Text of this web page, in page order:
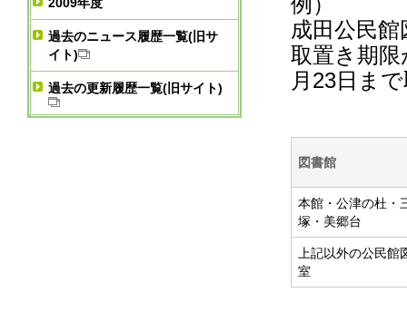
過去のニュース履歴一覧(旧サ
イト)
過去の更新履歴一覧(旧サイト)
成田公民
取置き期
月23日ま
図書館
本館・公津の杜・
塚・美郷台
上記以外の公民館
室